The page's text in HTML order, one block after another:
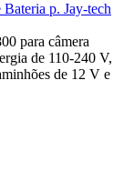
Bateria p. Jay-tech
para câmera
de 110-240 V,
de 12 V e